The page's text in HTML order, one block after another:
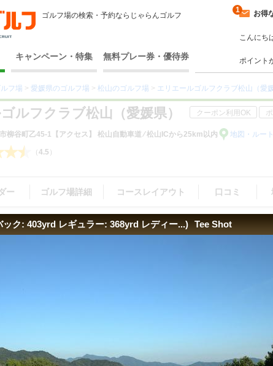
ゴルフ場の検索・予約ならじゃらんゴルフ
キャンペーン・特集 無料プレー券・優待券
お得
1
こんにち
ポイント
フ場 > 愛媛県のゴルフ場 > 松山のゴルフ場 > エリエールゴルフクラブ松山（愛媛
ルフクラブ松山（愛媛県） クーポン利用OK
柳谷町乙45-1 【アクセス】 松山自動車道 ⁄ 松山ICから25km以内 地図・ルー
（4.5 ）
ー ゴルフ場詳細 コースレイアウト 口コミ
ービス（9）｜料理（15）｜周辺・景観（2）
ック: 403yrd レギュラー: 368yrd レディー...) Tee Shot
拡大する 拡大する